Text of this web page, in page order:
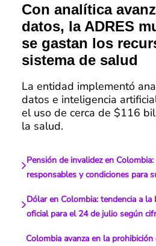
Con analítica
datos, la ADRES
se gastan los
sistema de salud
La entidad implementó
datos e inteligencia
el uso de cerca de $116
la salud.
Pensión de invalidez en
responsables y condiciones para
Dólar en Colombia: tendencia a la
oficial para el 24 de julio según
Colombia avanza en la